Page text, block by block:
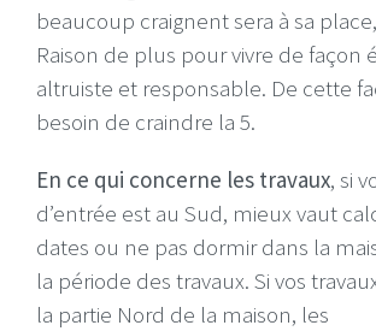
beaucoup craignent sera à sa
Raison de plus pour vivre de façon
altruiste et responsable. De cette
besoin de craindre la 5.
En ce qui concerne les travaux, si
d’entrée est au Sud, mieux vaut
dates ou ne pas dormir dans la
la période des travaux. Si vos
la partie Nord de la maison, les